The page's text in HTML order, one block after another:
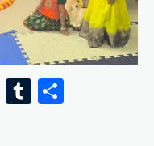
Pinterest
Tumblr